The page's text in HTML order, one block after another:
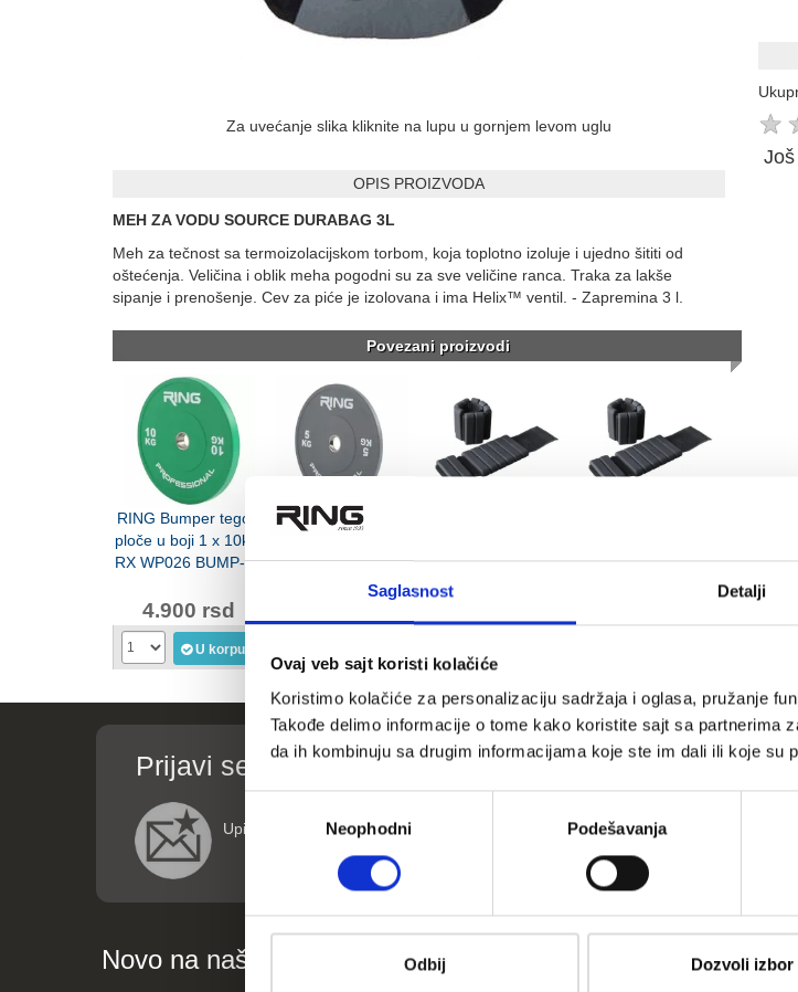
Saglasnost Detalji
Ovaj veb sajt koristi kolačiće
Koristimo kolačiće za personalizaciju sadržaja i oglasa, pružanje
Takođe delimo informacije o tome kako koristite sajt sa partnerima
da ih kombinuju sa drugim informacijama koje ste im dali ili koje su
сагласностиNeophodni Podešavanja
Odbij Dozvoli izbor
Za uvećanje slika kliknite na lupu u gornjem levom uglu
OPIS PROIZVODA
MEH ZA VODU SOURCE DURABAG 3L
Meh za tečnost sa termoizolacijskom torbom, koja toplotno izoluje i ujedno šititi od
oštećenja. Veličina i oblik meha pogodni su za sve veličine ranca. Traka za lakše
sipanje i prenošenje. Cev za piće je izolovana i ima Helix™ ventil. - Zapremina 3 l.
Povezani proizvodi
RING Bumper tegovi
ploče u boji 1 x 10kg-
RX WP026 BUMP-10
4.900 rsd
U korpu
RING Bumper tegovi
RX WP026 BUMP-5
Classic 2x1kg RX
LKW-1223-1 kg
Classic 2x0,5kg RX
★
Prijavi se za informacije o popustima, akcijama,
Upišite vaše podatke (ime i email adresu)
Novo na našem blogu